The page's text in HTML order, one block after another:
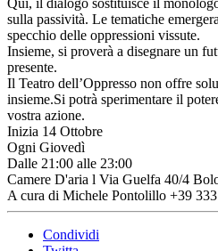
sulla passività. Le tematiche
specchio delle oppressioni vissute.
Insieme, si proverà a disegnare un
presente.
Il Teatro dell’Oppresso non offre
insieme.Si potrà sperimentare il
vostra azione.
Inizia 14 Ottobre
Ogni Giovedì
Dalle 21:00 alle 23:00
Camere D'aria l Via Guelfa 40/4
A cura di Michele Pontolillo +39
Condividi